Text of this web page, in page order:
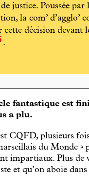
justice. Poussée par
la com’ d’agglo’
cette décision devant
.
fantastique est
a plu.
CQFD, plusieurs
du Monde »
impartiaux. Plus de
et qu’on aboie